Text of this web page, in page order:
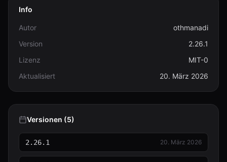
Info
Autor
othmanadi
Version
2.26.1
Lizenz
MIT-0
Aktualisiert
20. März 2026
Versionen (5)
2.26.1 20. März 2026